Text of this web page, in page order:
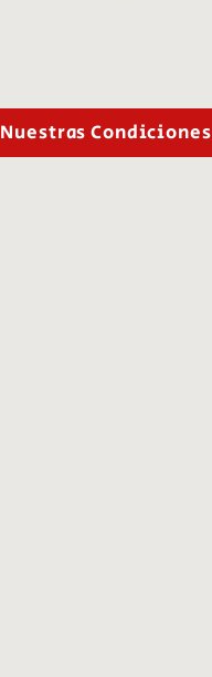
Nuestras Condiciones